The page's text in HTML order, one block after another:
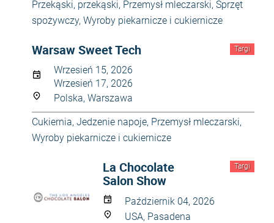
Przekąski, przekąski, Przemysł mleczarski, Sprzęt
spożywczy, Wyroby piekarnicze i cukiernicze
Targi
Warsaw Sweet Tech
Wrzesień 15, 2026
Wrzesień 17, 2026
Polska, Warszawa
Cukiernia, Jedzenie napoje, Przemysł mleczarski,
Wyroby piekarnicze i cukiernicze
Targi
La Chocolate
Salon Show
Październik 04, 2026
USA, Pasadena